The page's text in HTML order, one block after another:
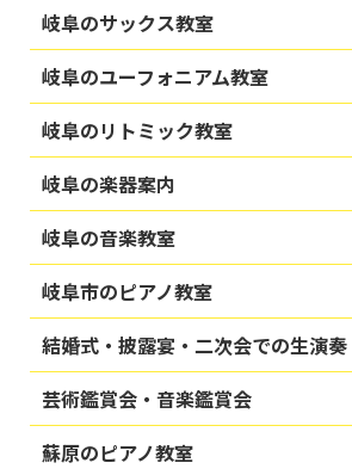
岐阜のサックス教室
岐阜のユーフォニアム教室
岐阜のリトミック教室
岐阜の楽器案内
岐阜の音楽教室
岐阜市のピアノ教室
結婚式・披露宴・二次会での生演奏
芸術鑑賞会・音楽鑑賞会
蘇原のピアノ教室